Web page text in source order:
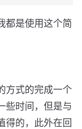
都是使用这个简
方式的完成一个
些时间，但是与
得的，此外在回